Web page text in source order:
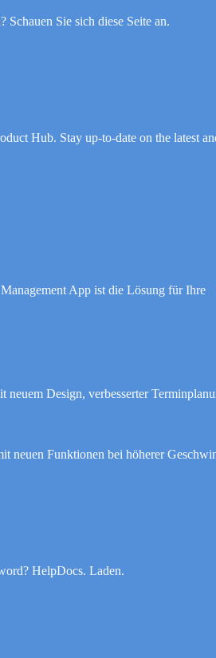
Sie sich diese Seite an.
Hub. Stay up-to-date on the latest
App ist die Lösung für Ihre
Design, verbesserter
neuen Funktionen bei höherer
HelpDocs. Laden.